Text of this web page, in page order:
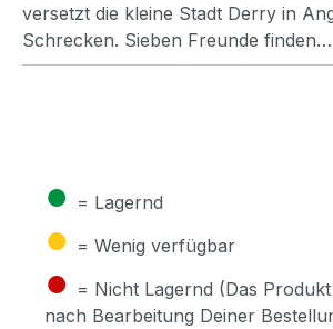
versetzt die kleine Stadt Derry in
Schrecken. Sieben Freunde finden…
● = Lagernd
● = Wenig verfügbar
● = Nicht Lagernd (Das
nach Bearbeitung Deiner